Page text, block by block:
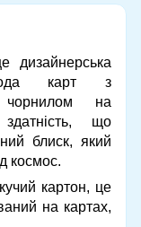
карт з
чорнилом на
що
блиск, який
космос.
картон, це
на картах,